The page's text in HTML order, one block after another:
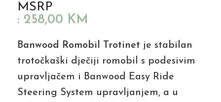
MSRP
: 258,00 KM
Banwood Romobil Trotinet je stabilan
trotočkaški dječiji romobil s podesivim
upravljačem i Banwood Easy Ride
Steering System upravljanjem, a u